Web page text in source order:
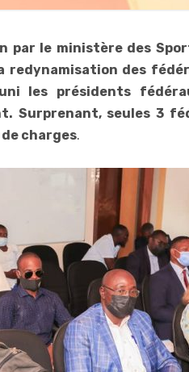
par le ministère des
redynamisation des
les présidents
Surprenant, seules 3
charges.